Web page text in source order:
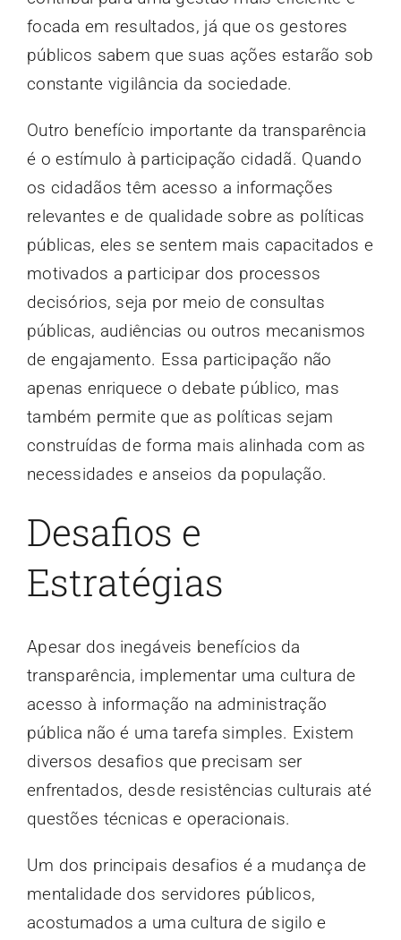
focada em resultados, já que os gestores
públicos sabem que suas ações estarão sob
constante vigilância da sociedade.
Outro benefício importante da transparência
é o estímulo à participação cidadã. Quando
os cidadãos têm acesso a informações
relevantes e de qualidade sobre as políticas
públicas, eles se sentem mais capacitados e
motivados a participar dos processos
decisórios, seja por meio de consultas
públicas, audiências ou outros mecanismos
de engajamento. Essa participação não
apenas enriquece o debate público, mas
também permite que as políticas sejam
construídas de forma mais alinhada com as
necessidades e anseios da população.
Desafios e
Estratégias
Apesar dos inegáveis benefícios da
transparência, implementar uma cultura de
acesso à informação na administração
pública não é uma tarefa simples. Existem
diversos desafios que precisam ser
enfrentados, desde resistências culturais até
questões técnicas e operacionais.
Um dos principais desafios é a mudança de
mentalidade dos servidores públicos,
acostumados a uma cultura de sigilo e